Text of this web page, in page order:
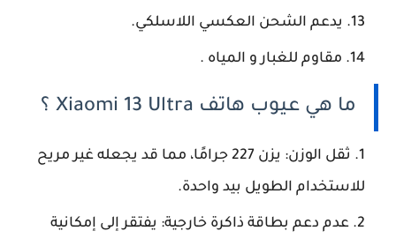
يدعم الشحن العكسي اللاسلكي.
مقاوم للغبار و المياه .
ما هي عيوب هاتف Xiaomi 13 Ultra ؟
ثقل الوزن: يزن 227 جرامًا، مما قد يجعله غير مريح
للاستخدام الطويل بيد واحدة.
عدم دعم بطاقة ذاكرة خارجية: يفتقر إلى إمكانية